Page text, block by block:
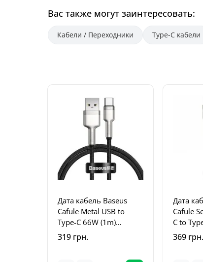
Вас также могут заинтересовать:
Кабели / Переходники Type-C кабели
Дата кабель Baseus
Cafule Metal USB to
Type-C 66W (1m)
(CAKF00010) Black
319 грн.
Дата
Cafule
C to
(CATJK-
369 грн.